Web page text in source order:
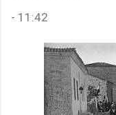
- 11:42